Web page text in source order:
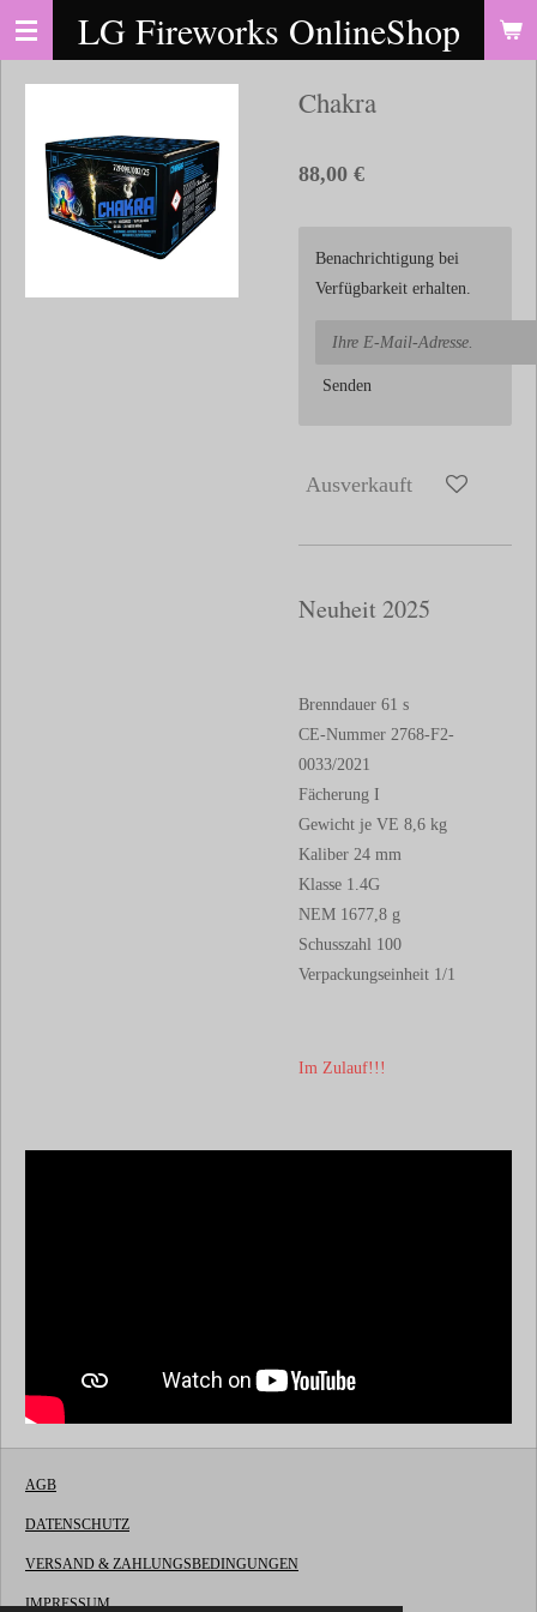
Zum
springen
LG Fireworks OnlineShop
Chakra
88,00 €
Benachrichtigung bei
Verfügbarkeit erhalten.
Senden
Ausverkauft
Neuheit 2025
Brenndauer 61 s
CE-Nummer 2768-F2-
0033/2021
Fächerung I
Gewicht je VE 8,6 kg
Kaliber 24 mm
Klasse 1.4G
NEM 1677,8 g
Schusszahl 100
Verpackungseinheit 1/1
Im Zulauf!!!
AGB
DATENSCHUTZ
VERSAND & ZAHLUNGSBEDINGUNGEN
IMPRESSUM